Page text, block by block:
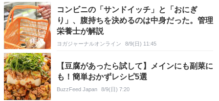
コンビニの「サンドイッチ」と「おにぎ
り」、腹持ちを決めるのは中身だった。管理
栄養士が解説
ヨガジャーナルオンライン 8/9(日) 11:45
【豆腐があったら試して】メインにも副菜に
も！簡単おかずレシピ5選
BuzzFeed Japan 8/9(日) 7:20